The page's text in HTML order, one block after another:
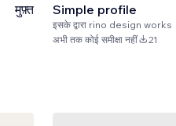
मुफ़्त Simple profile
इसके द्वारा rino design works
अभी तक कोई समीक्षा नहीं 21